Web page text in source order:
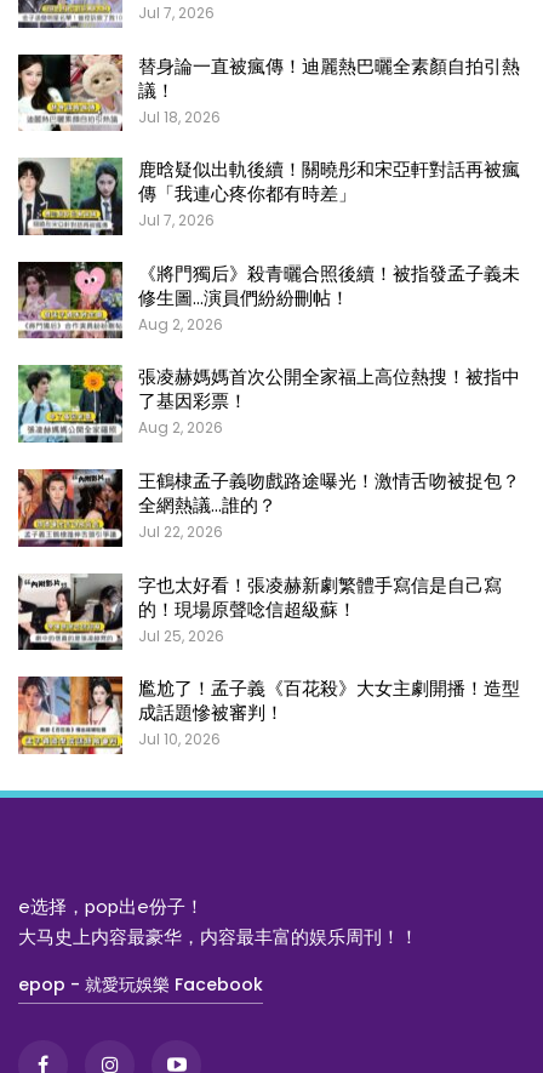
Jul 7, 2026
替身論一直被瘋傳！迪麗熱巴曬全素顏自拍引熱
議！
Jul 18, 2026
鹿晗疑似出軌後續！關曉彤和宋亞軒對話再被瘋
傳「我連心疼你都有時差」
Jul 7, 2026
《將門獨后》殺青曬合照後續！被指發孟子義未
修生圖…演員們紛紛刪帖！
Aug 2, 2026
張凌赫媽媽首次公開全家福上高位熱搜！被指中
了基因彩票！
Aug 2, 2026
王鶴棣孟子義吻戲路途曝光！激情舌吻被捉包？
全網熱議…誰的？
Jul 22, 2026
字也太好看！張凌赫新劇繁體手寫信是自己寫
的！現場原聲唸信超級蘇！
Jul 25, 2026
尷尬了！孟子義《百花殺》大女主劇開播！造型
成話題慘被審判！
Jul 10, 2026
e选择，pop出e份子！
大马史上内容最豪华，内容最丰富的娱乐周刊！！
epop - 就愛玩娛樂 Facebook